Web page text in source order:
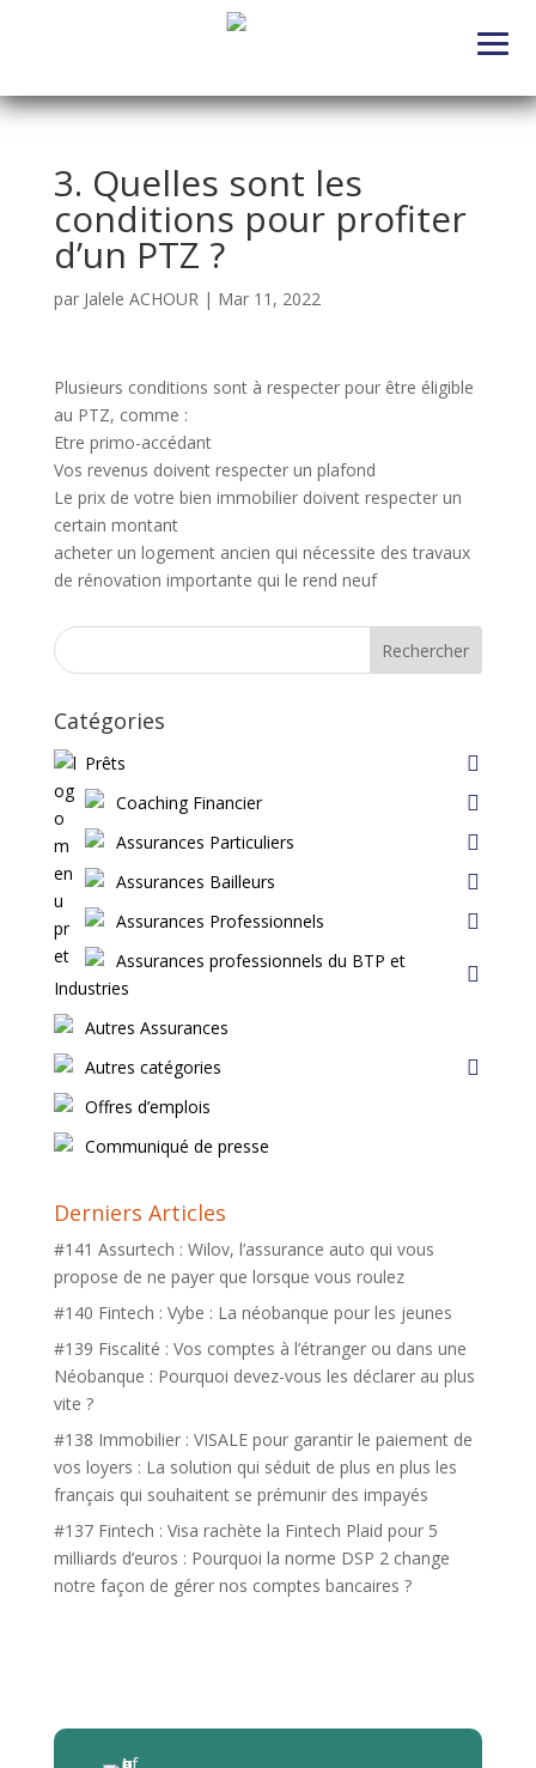
3. Quelles sont les
conditions pour profiter
d’un PTZ ?
par Jalele ACHOUR| Mar 11, 2022
Plusieurs conditions sont à respecter pour être éligible
au PTZ, comme :
Etre primo-accédant
Vos revenus doivent respecter un plafond
Le prix de votre bien immobilier doivent respecter un
certain montant
acheter un logement ancien qui nécessite des travaux
de rénovation importante qui le rend neuf
Rechercher
Catégories
Prêts
Coaching Financier
Assurances Particuliers
Assurances Bailleurs
Assurances Professionnels
Assurances professionnels du BTP et
Industries
Autres Assurances
Autres catégories
Offres d’emplois
Communiqué de presse
Derniers Articles
#141 Assurtech : Wilov, l’assurance auto qui vous
propose de ne payer que lorsque vous roulez
#140 Fintech : Vybe : La néobanque pour les jeunes
#139 Fiscalité : Vos comptes à l’étranger ou dans une
Néobanque : Pourquoi devez-vous les déclarer au plus
vite ?
#138 Immobilier : VISALE pour garantir le paiement de
vos loyers : La solution qui séduit de plus en plus les
français qui souhaitent se prémunir des impayés
#137 Fintech : Visa rachète la Fintech Plaid pour 5
milliards d’euros : Pourquoi la norme DSP 2 change
notre façon de gérer nos comptes bancaires ?